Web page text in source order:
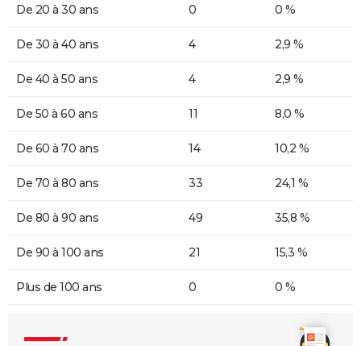
De 20 à 30 ans 0 0 %
De 30 à 40 ans 4 2,9 %
De 40 à 50 ans 4 2,9 %
De 50 à 60 ans 11 8,0 %
De 60 à 70 ans 14 10,2 %
De 70 à 80 ans 33 24,1 %
De 80 à 90 ans 49 35,8 %
De 90 à 100 ans 21 15,3 %
Plus de 100 ans 0 0 %